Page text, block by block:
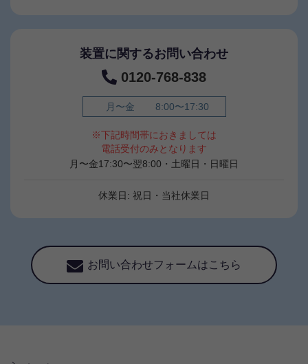
装置に関するお問い合わせ
0120-768-838
月〜金 8:00〜17:30
※下記時間帯におきましては
電話受付のみとなります
月〜金17:30〜翌8:00・土曜日・日曜日
休業日: 祝日・当社休業日
お問い合わせフォームはこちら